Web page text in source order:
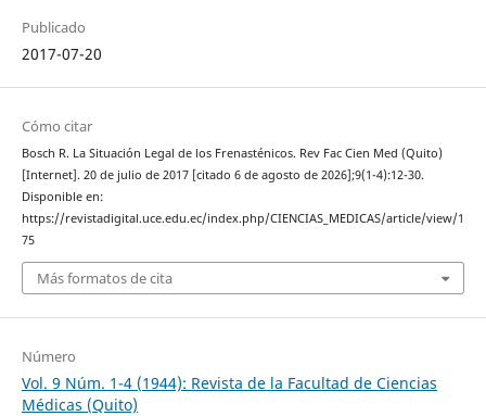
Publicado
2017-07-20
Cómo citar
Bosch R. La Situación Legal de los Frenasténicos. Rev Fac Cien Med (Quito)
[Internet]. 20 de julio de 2017 [citado 6 de agosto de 2026];9(1-4):12-30.
Disponible en:
https://revistadigital.uce.edu.ec/index.php/CIENCIAS_MEDICAS/article/view/1
75
Más formatos de cita
Número
Vol. 9 Núm. 1-4 (1944): Revista de la Facultad de Ciencias
Médicas (Quito)